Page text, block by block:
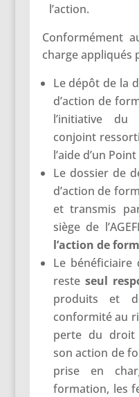
l’action.
Conformément
charge appliqués
Le dépôt de la
d’action de
l’initiative
conjoint
l’aide d’un Point
Le dossier de
d’action de
et transmis
siège de
l’action de
Le bénéficiaire
reste seul
produits et
conformité au
perte du droit
son action de
prise en
formation, les